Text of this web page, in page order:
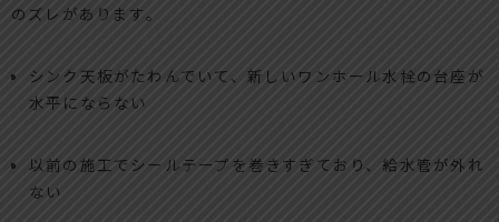
のズレがあります。
シンク天板がたわんでいて、新しいワンホール水栓の台座が
水平にならない
以前の施工でシールテープを巻きすぎており、給水管が外れ
ない